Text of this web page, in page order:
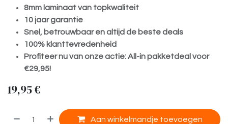
8mm laminaat van topkwaliteit
10 jaar garantie
Snel, betrouwbaar en altijd de beste deals
100% klanttevredenheid
Profiteer nu van onze actie: All-in pakketdeal voor
€29,95!
19,95€
Aan winkelmandje toevoegen